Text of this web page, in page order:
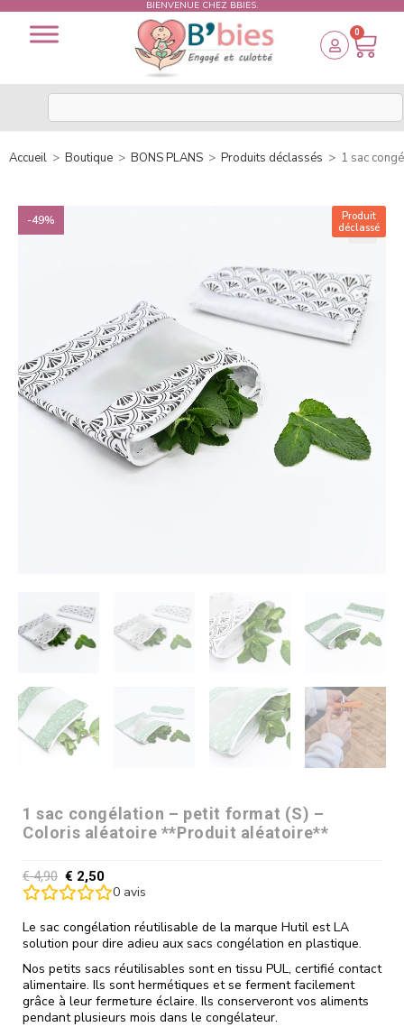
BIENVENUE CHEZ BBIES.
0
Accueil > Boutique > BONS PLANS > Produits déclassés > 1 sac
-49%
Produit
déclassé
1 sac congélation – petit format (S) –
Coloris aléatoire **Produit aléatoire**
€4,90 € 2,50
0 avis
Le sac congélation réutilisable de la marque Hutil est LA
solution pour dire adieu aux sacs congélation en plastique.
Nos petits sacs réutilisables sont en tissu PUL, certifié contact
alimentaire. Ils sont hermétiques et se ferment facilement
grâce à leur fermeture éclaire. Ils conserveront vos aliments
pendant plusieurs mois dans le congélateur.